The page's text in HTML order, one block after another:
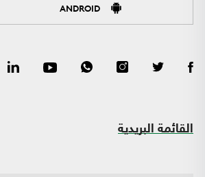
ANDROID
القائمة البريدية